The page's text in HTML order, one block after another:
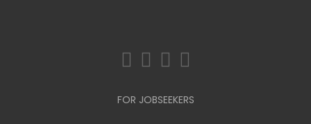
FOR JOBSEEKERS